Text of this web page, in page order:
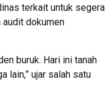
terkait untuk segera
dokumen
buruk. Hari ini tanah
lain,” ujar salah satu